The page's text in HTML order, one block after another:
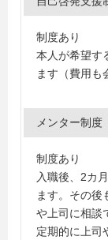
制度あり
本人が希望す
ます（費用も
メンター制度
制度あり
入職後、2カ
ます。その後
や上司に相談
定期的に上司